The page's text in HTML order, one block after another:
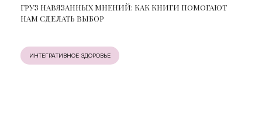
ГРУЗ НАВЯЗАННЫХ МНЕНИЙ: КАК КНИГИ ПОМОГАЮТ
НАМ СДЕЛАТЬ ВЫБОР
ИНТЕГРАТИВНОЕ ЗДОРОВЬЕ